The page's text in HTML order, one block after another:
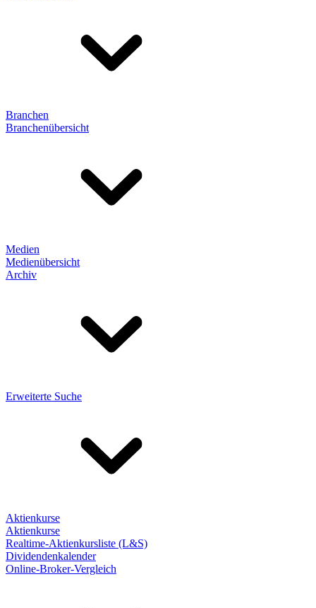
Branchen
Branchenübersicht
Medien
Medienübersicht
Archiv
Erweiterte Suche
Aktienkurse
Aktienkurse
Realtime-Aktienkursliste (L&S)
Dividendenkalender
Online-Broker-Vergleich